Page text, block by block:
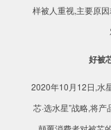
样被人重视,主要原
好被
2020年10月12日,水
芯·选水星”战略,将